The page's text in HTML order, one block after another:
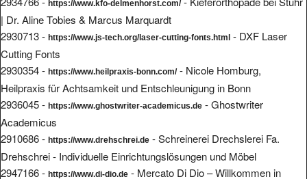
https://www.kfo-delmenhorst.com/
| Dr. Aline Tobies & Marcus Marquardt
2930713 - https://www.js-tech.org/laser-cutting-fonts.html - DXF Laser
Cutting Fonts
2930354 - https://www.heilpraxis-bonn.com/- Nicole Homburg,
Heilpraxis für Achtsamkeit und Entschleunigung in Bonn
2936045 - https://www.ghostwriter-academicus.de - Ghostwriter
Academicus
2910686 - https://www.drehschrei.de - Schreinerei Drechslerei Fa.
Drehschrei - Individuelle Einrichtungslösungen und Möbel
2947166 - https://www.di-dio.de - Mercato Di Dio – Willkommen in